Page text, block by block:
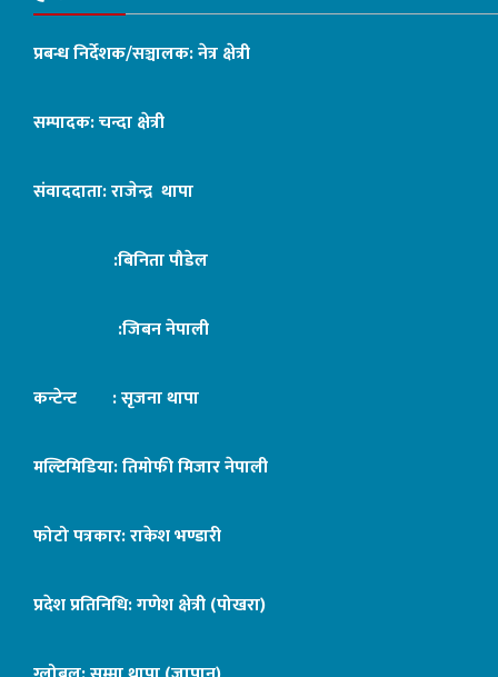
प्रबन्ध निर्देशक/सञ्चालक: नेत्र क्षेत्री
सम्पादक: चन्दा क्षेत्री
संवाददाता: राजेन्द्र थापा
:बिनिता पौडेल
:जिबन नेपाली
कन्टेन्ट : सृजना थापा
मल्टिमिडिया: तिमोफी मिजार नेपाली
फोटो पत्रकार: राकेश भण्डारी
प्रदेश प्रतिनिधि: गणेश क्षेत्री (पोखरा)